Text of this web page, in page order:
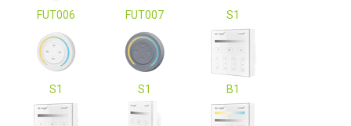
FUT006 FUT007 S1
S1 S1 B1